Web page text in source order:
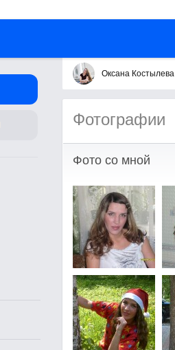
Оксана Костылева
Фотографии
Фото со мной